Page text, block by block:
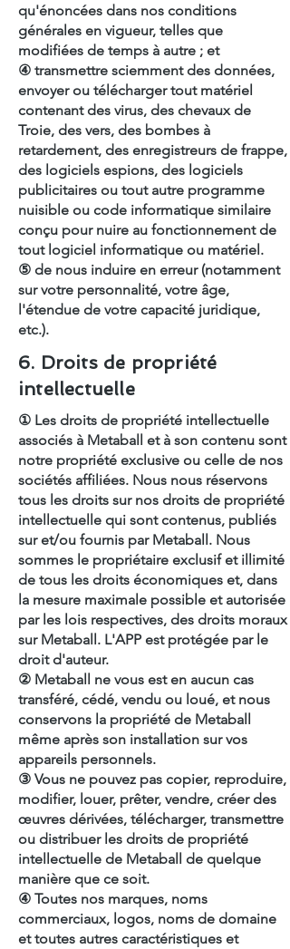
qu'énoncées dans nos conditions
générales en vigueur, telles que
modifiées de temps à autre ; et
④ transmettre sciemment des données,
envoyer ou télécharger tout matériel
contenant des virus, des chevaux de
Troie, des vers, des bombes à
retardement, des enregistreurs de frappe,
des logiciels espions, des logiciels
publicitaires ou tout autre programme
nuisible ou code informatique similaire
conçu pour nuire au fonctionnement de
tout logiciel informatique ou matériel.
⑤ de nous induire en erreur (notamment
sur votre personnalité, votre âge,
l'étendue de votre capacité juridique,
etc.).
6. Droits de propriété
intellectuelle
① Les droits de propriété intellectuelle
associés à Metaball et à son contenu sont
notre propriété exclusive ou celle de nos
sociétés affiliées. Nous nous réservons
tous les droits sur nos droits de propriété
intellectuelle qui sont contenus, publiés
sur et/ou fournis par Metaball. Nous
sommes le propriétaire exclusif et illimité
de tous les droits économiques et, dans
la mesure maximale possible et autorisée
par les lois respectives, des droits moraux
sur Metaball. L'APP est protégée par le
droit d'auteur.
② Metaball ne vous est en aucun cas
transféré, cédé, vendu ou loué, et nous
conservons la propriété de Metaball
même après son installation sur vos
appareils personnels.
③ Vous ne pouvez pas copier, reproduire,
modifier, louer, prêter, vendre, créer des
œuvres dérivées, télécharger, transmettre
ou distribuer les droits de propriété
intellectuelle de Metaball de quelque
manière que ce soit.
④ Toutes nos marques, noms
commerciaux, logos, noms de domaine
et toutes autres caractéristiques et